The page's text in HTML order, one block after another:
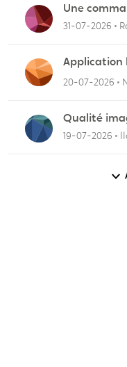
Une
31-07-2026
Application
stick
20-07-2026
Qualité
19-07-2026